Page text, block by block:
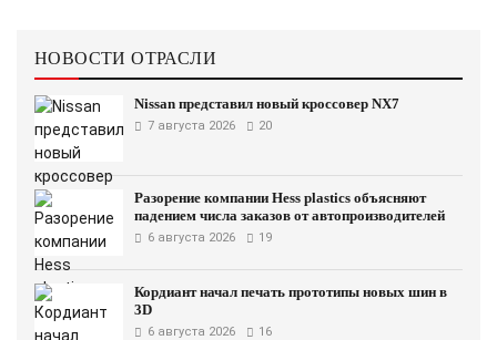
НОВОСТИ ОТРАСЛИ
Nissan представил новый кроссовер NX7
7 августа 2026 20
Разорение компании Hess plastics объясняют
падением числа заказов от автопроизводителей
6 августа 2026 19
Кордиант начал печать прототипы новых шин в
3D
6 августа 2026 16